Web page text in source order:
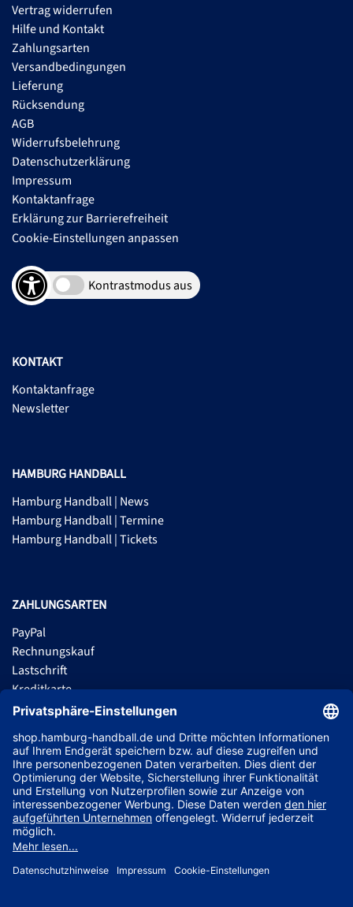
Vertrag widerrufen
Hilfe und Kontakt
Zahlungsarten
Versandbedingungen
Lieferung
Rücksendung
AGB
Widerrufsbelehrung
Datenschutzerklärung
Impressum
Kontaktanfrage
Erklärung zur Barrierefreiheit
Cookie-Einstellungen anpassen
Kontrastmodus aus
KONTAKT
Kontaktanfrage
Newsletter
HAMBURG HANDBALL
Hamburg Handball | News
Hamburg Handball | Termine
Hamburg Handball | Tickets
ZAHLUNGSARTEN
PayPal
Rechnungskauf
Lastschrift
Kreditkarte
Apple Pay
ABONNIERE JETZT DEN KOSTENLOSEN HSVH FANSHOP NEWSLETTER
UND VERPASSE KEINE NEUIGKEIT ODER AKTION MEHR.
JETZT ANMELDEN